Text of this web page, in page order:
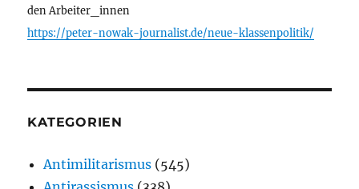
den Arbeiter_innen
https://peter-nowak-journalist.de/neue-klassenpolitik/
KATEGORIEN
Antimilitarismus (545)